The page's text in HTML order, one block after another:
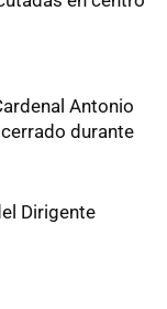
Antonio
durante
Dirigente